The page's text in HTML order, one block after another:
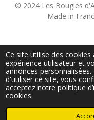
Ce site utilise des cookies
expérience utilisateur et
annonces
d'utiliser ce site, vous
acceptez notre politique
cookies.
© 2024 Les Bougies
Made in